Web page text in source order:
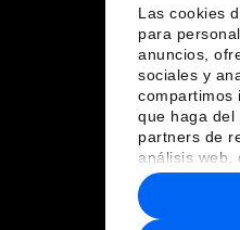
Las cookies
para
anuncios,
sociales y
compartimos
que haga del
partners de
análisis web,
combinarla
haya
recopilado a